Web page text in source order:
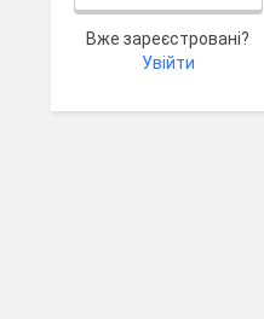
Вже зареєстровані?
Увійти